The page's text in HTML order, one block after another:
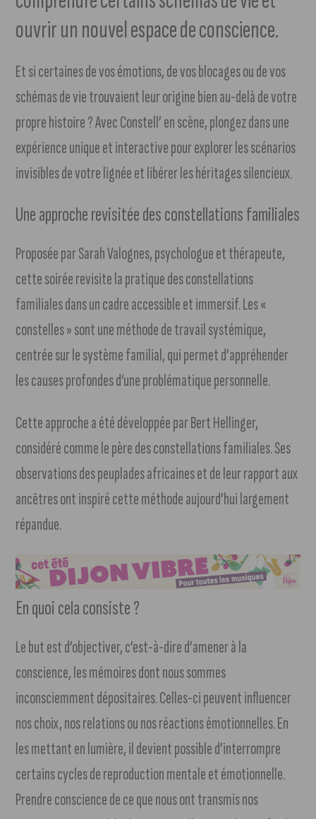
ouvrir un nouvel espace de conscience.
Et si certaines de vos émotions, de vos blocages ou de vos
schémas de vie trouvaient leur origine bien au-delà de votre
propre histoire ? Avec Constell’ en scène, plongez dans une
expérience unique et interactive pour explorer les scénarios
invisibles de votre lignée et libérer les héritages silencieux.
Une approche revisitée des constellations familiales
Proposée par Sarah Valognes, psychologue et thérapeute,
cette soirée revisite la pratique des constellations
familiales dans un cadre accessible et immersif. Les «
constelles » sont une méthode de travail systémique,
centrée sur le système familial, qui permet d’appréhender
les causes profondes d’une problématique personnelle.
Cette approche a été développée par Bert Hellinger,
considéré comme le père des constellations familiales. Ses
observations des peuplades africaines et de leur rapport aux
ancêtres ont inspiré cette méthode aujourd’hui largement
répandue.
En quoi cela consiste ?
Le but est d’objectiver, c’est-à-dire d’amener à la
conscience, les mémoires dont nous sommes
inconsciemment dépositaires. Celles-ci peuvent influencer
nos choix, nos relations ou nos réactions émotionnelles. En
les mettant en lumière, il devient possible d’interrompre
certains cycles de reproduction mentale et émotionnelle.
Prendre conscience de ce que nous ont transmis nos